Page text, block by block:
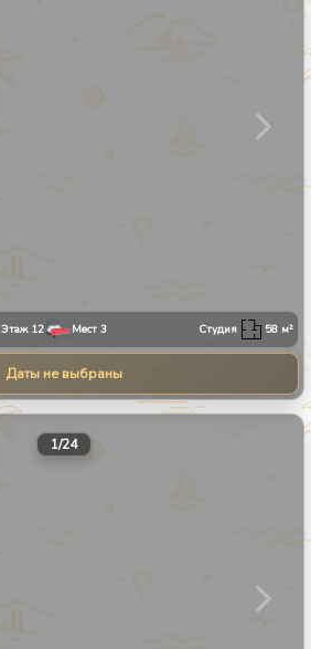
Этаж 12 Мест 3 Студия 58 м²
Даты не выбраны
1/24